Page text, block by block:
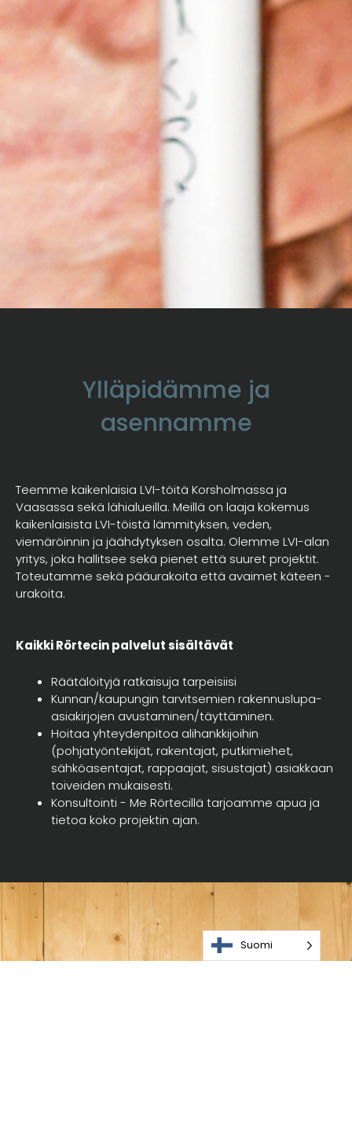
Ylläpidämme ja
asennamme
Teemme kaikenlaisia LVI-töitä Korsholmassa ja
Vaasassa sekä lähialueilla. Meillä on laaja kokemus
kaikenlaisista LVI-töistä lämmityksen, veden,
viemäröinnin ja jäähdytyksen osalta. Olemme LVI-alan
yritys, joka hallitsee sekä pienet että suuret projektit.
Toteutamme sekä pääurakoita että avaimet käteen -
urakoita.
Kaikki Rörtecin palvelut sisältävät
Räätälöityjä ratkaisuja tarpeisiisi
Kunnan/kaupungin tarvitsemien rakennuslupa-
asiakirjojen avustaminen/täyttäminen.
Hoitaa yhteydenpitoa alihankkijoihin
(pohjatyöntekijät, rakentajat, putkimiehet,
sähköasentajat, rappaajat, sisustajat) asiakkaan
toiveiden mukaisesti.
Konsultointi - Me Rörtecillä tarjoamme apua ja
tietoa koko projektin ajan.
Suomi